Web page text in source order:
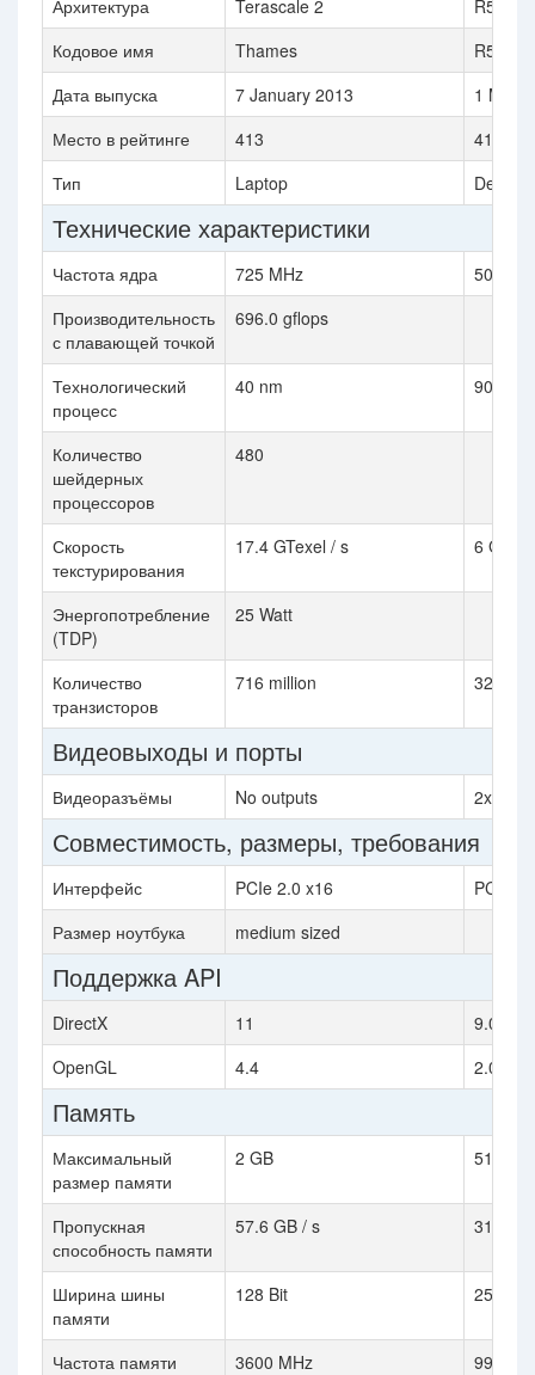
Архитектура Terascale 2
R500
Кодовое имя
Thames
R520
Дата выпуска
7 January 2013
1
Место в рейтинге
413
410
Тип
Laptop Desktop
Технические характеристики
Частота ядра 725 MHz
500
Производительность
с плавающей точкой
696.0 gflops
Технологический
процесс
40 nm 90 nm
Количество
шейдерных
процессоров
480
Скорость
текстурирования
17.4 GTexel / s 6
Энергопотребление
(TDP)
25 Watt
Количество
транзисторов
716 million 321
Видеовыходы и порты
Видеоразъёмы No outputs 2x DVI,
Совместимость, размеры, требования
Интерфейс PCIe 2.0 x16
PCIe
Размер ноутбука
medium sized
Поддержка API
DirectX 11
9.0c
OpenGL
4.4 2.0
Память
Максимальный
размер памяти
2 GB 512 MB
Пропускная
способность памяти
57.6 GB / s 31.7
Ширина шины
памяти
128 Bit 256 Bit
Частота памяти 3600 MHz
990